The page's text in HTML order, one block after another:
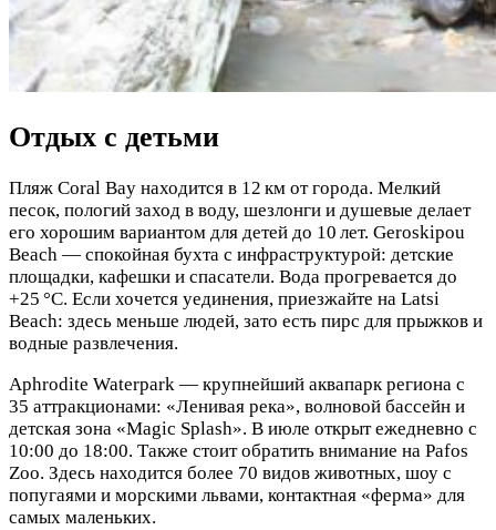
Отдых с детьми
Пляж Coral Bay находится в 12 км от города. Мелкий
песок, пологий заход в воду, шезлонги и душевые делает
его хорошим вариантом для детей до 10 лет. Geroskipou
Beach — спокойная бухта с инфраструктурой: детские
площадки, кафешки и спасатели. Вода прогревается до
+25 °C. Если хочется уединения, приезжайте на Latsi
Beach: здесь меньше людей, зато есть пирс для прыжков и
водные развлечения.
Aphrodite Waterpark — крупнейший аквапарк региона с
35 аттракционами: «Ленивая река», волновой бассейн и
детская зона «Magic Splash». В июле открыт ежедневно с
10:00 до 18:00. Также стоит обратить внимание на Pafos
Zoo. Здесь находится более 70 видов животных, шоу с
попугаями и морскими львами, контактная «ферма» для
самых маленьких.